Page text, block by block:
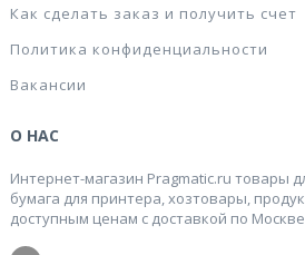
Как сделать заказ и получить счет
Политика конфиденциальности
Вакансии
О НАС
Интернет-магазин Pragmatic.ru товары
бумага для принтера, хозтовары,
доступным ценам с доставкой по